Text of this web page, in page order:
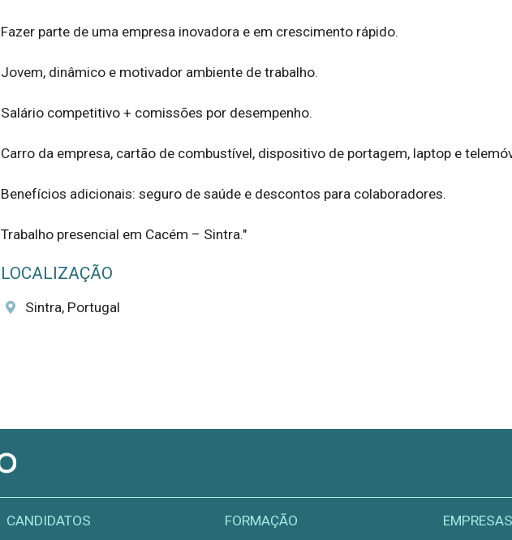
Fazer parte de uma empresa inovadora e em crescimento rápido.
Jovem, dinâmico e motivador ambiente de trabalho.
Salário competitivo + comissões por desempenho.
Carro da empresa, cartão de combustível, dispositivo de portagem, laptop e
Benefícios adicionais: seguro de saúde e descontos para colaboradores.
Trabalho presencial em Cacém – Sintra."
LOCALIZAÇÃO
Sintra, Portugal
CANDIDATOS FORMAÇÃO EMPRESAS